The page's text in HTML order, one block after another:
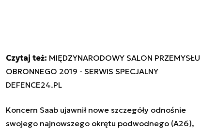
Czytaj też: MIĘDZYNARODOWY SALON PRZEMYSŁU
OBRONNEGO 2019 - SERWIS SPECJALNY
DEFENCE24.PL
Koncern Saab ujawnił nowe szczegóły odnośnie
swojego najnowszego okrętu podwodnego (A26),